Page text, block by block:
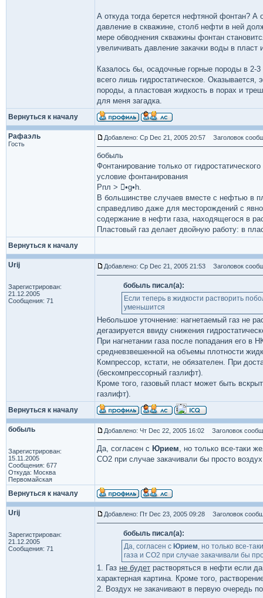
А откуда тогда берется нефтяной фонтан? А
давление в скважине, столб нефти в ней
мере обводнения скважины фонтан
увеличивать давление закачки воды в
Казалось бы, осадочные горные породы в 2-
всего лишь гидростатическое. Оказывается,
породы, а пластовая жидкость в порах и
для меня загадка.
Вернуться к началу
Рафаэль
Гость
Добавлено: Ср Dec 21, 2005 20:57 Заголовок
бобыль
Фонтанирование только от
условие фонтанирования
Рпл > •g•h.
В большинстве случаев вместе с нефтью в
справедливо даже для месторождений с
содержание в нефти газа, находящегося в
Пластовый газ делает двойную работу: в
Вернуться к началу
Urij
Зарегистрирован:
21.12.2005
Сообщения: 71
Добавлено: Ср Dec 21, 2005 21:53 Заголовок
бобыль писал(а):
Если теперь в жидкости растворить
уменьшится
Небольшое уточнение: нагнетаемый газ не
дегазируется ввиду снижения
При нагнетании газа после попадания его в
средневзвешенной на объемы плотности
Компрессор, кстати, не обязателен. При
(бескомпрессорный газлифт).
Кроме того, газовый пласт может быть
газлифт).
Вернуться к началу
бобыль
Зарегистрирован:
15.11.2005
Сообщения: 677
Откуда: Москва
Первомайская
Добавлено: Чт Dec 22, 2005 16:02 Заголовок
Да, согласен с Юрием, но только все-таки
СО2 при случае закачивали бы просто
Вернуться к началу
Urij
Зарегистрирован:
21.12.2005
Сообщения: 71
Добавлено: Пт Dec 23, 2005 09:28 Заголовок
бобыль писал(а):
Да, согласен с Юрием, но только все-
газа и СО2 при случае закачивали бы
1. Газ не будет растворяться в нефти если
характерная картина. Кроме того,
2. Воздух не закачивают в первую очередь